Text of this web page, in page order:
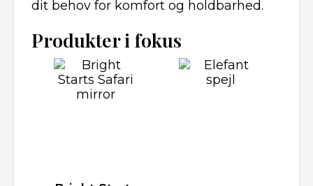
dit behov for komfort og holdbarhed.
Produkter i fokus